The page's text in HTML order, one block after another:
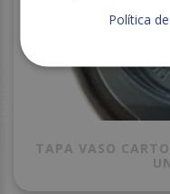
TAPA VASO
Política